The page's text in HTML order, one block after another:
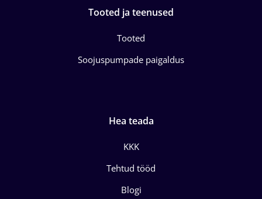
Tooted ja teenused
Tooted
Soojuspumpade paigaldus
Hea teada
KKK
Tehtud tööd
Blogi